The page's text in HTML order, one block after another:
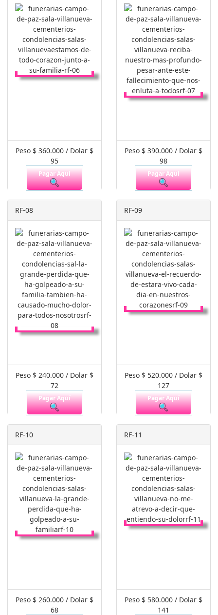
Peso $ 360.000 / Dolar $
95
Pagar Aquí
Peso $ 390.000 / Dolar $
98
Pagar Aquí
RF-08
Peso $ 240.000 / Dolar $
72
Pagar Aquí
RF-09
Peso $ 520.000 / Dolar $
127
Pagar Aquí
RF-10
Peso $ 260.000 / Dolar $
68
RF-11
Peso $ 580.000 / Dolar $
141